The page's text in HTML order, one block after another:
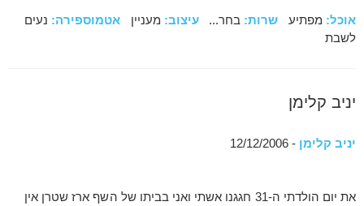
אוכל: מפתיע שרות: בחר...עיצוב: מעניין אטמוספירה: נעים
לשבת
יניב קלימן
יניב קלימן - 12/12/2006
את יום הולדתי ה-31 חגגנו אשתי ואני בביתו של השף ארז שטרן אין